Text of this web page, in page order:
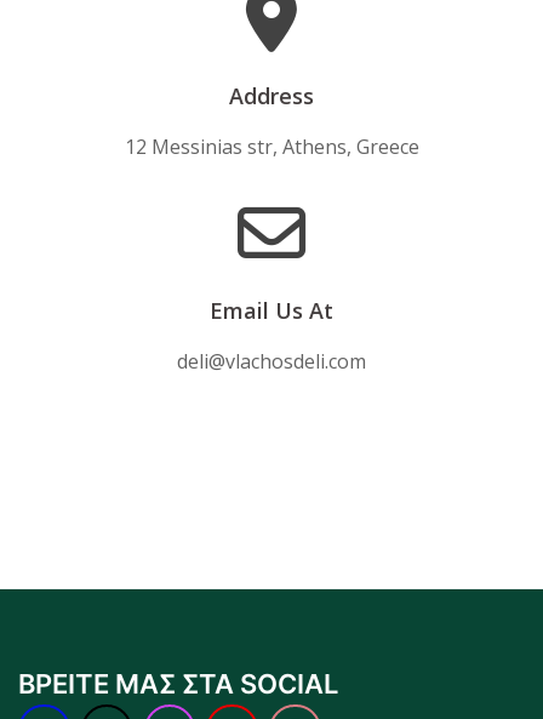
Address
12 Messinias str, Athens, Greece
Email Us At
deli@vlachosdeli.com
ΒΡΕΙΤΕ ΜΑΣ ΣΤΑ SOCIAL